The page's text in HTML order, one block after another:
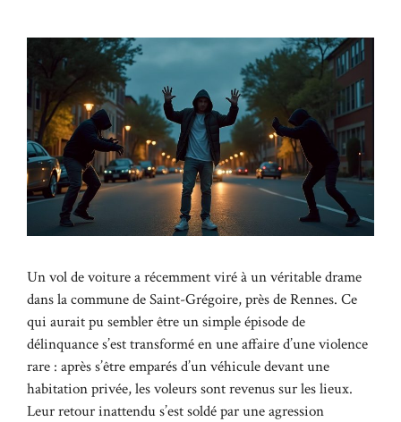
Un vol de voiture a récemment viré à un véritable drame
dans la commune de Saint-Grégoire, près de Rennes. Ce
qui aurait pu sembler être un simple épisode de
délinquance s’est transformé en une affaire d’une violence
rare : après s’être emparés d’un véhicule devant une
habitation privée, les voleurs sont revenus sur les lieux.
Leur retour inattendu s’est soldé par une agression